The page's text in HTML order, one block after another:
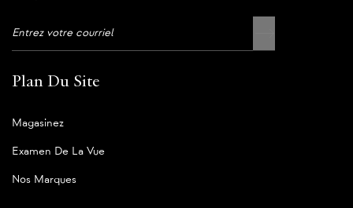
Plan Du Site
Magasinez
Examen De La Vue
Nos Marques